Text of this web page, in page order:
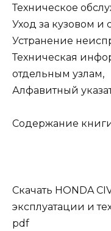
Техническое
Уход за кузовом и
Устранение
Техническая
отдельным узлам,
Алфавитный
Содержание
Скачать HONDA
эксплуатации и
pdf